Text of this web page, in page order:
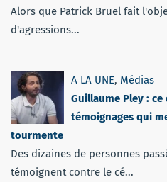
Alors que Patrick Bruel fait
d'agressions...
A LA UNE, Médias
Guillaume Pley :
témoignages qui
tourmente
Des dizaines de personnes
témoignent contre le cé...